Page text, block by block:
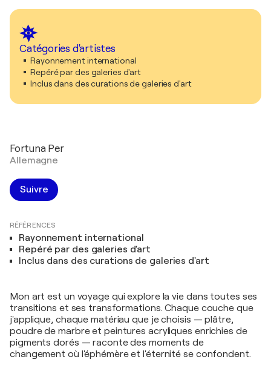
Catégories d'artistes
Rayonnement international
Repéré par des galeries d'art
Inclus dans des curations de galeries d'art
Fortuna Per
Allemagne
Suivre
RÉFÉRENCES
Rayonnement international
Repéré par des galeries d'art
Inclus dans des curations de galeries d'art
Mon art est un voyage qui explore la vie dans toutes ses
transitions et ses transformations. Chaque couche que
j'applique, chaque matériau que je choisis — plâtre,
poudre de marbre et peintures acryliques enrichies de
pigments dorés — raconte des moments de
changement où l'éphémère et l'éternité se confondent.